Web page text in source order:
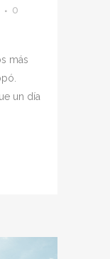
0
más
un día